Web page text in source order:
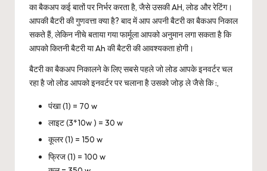
का बैकअप कई बातों पर निर्भर करता है, जैसे उसकी AH, लोड और रेटिंग।
आपकी बैटरी की गुणवत्ता क्या है? बाद में आप अपनी बैटरी का बैकअप निकाल
सकते हैं, लेकिन नीचे बताया गया फार्मूला आपको अनुमान लगा सकता है कि
आपको कितनी बैटरी या Ah की बैटरी की आवश्यकता होगी।
बैटरी का बैकअप निकालने के लिए सबसे पहले जो लोड आपके इनवर्टर चल
रहा है जो लोड आपको इनवर्टर पर चलाना है उसको जोड़ ले जैसे कि :,
पंखा (1) = 70 w
लाइट (3*10w ) = 30 w
कूलर (1) = 150 w
फ्रिज (1) = 100 w